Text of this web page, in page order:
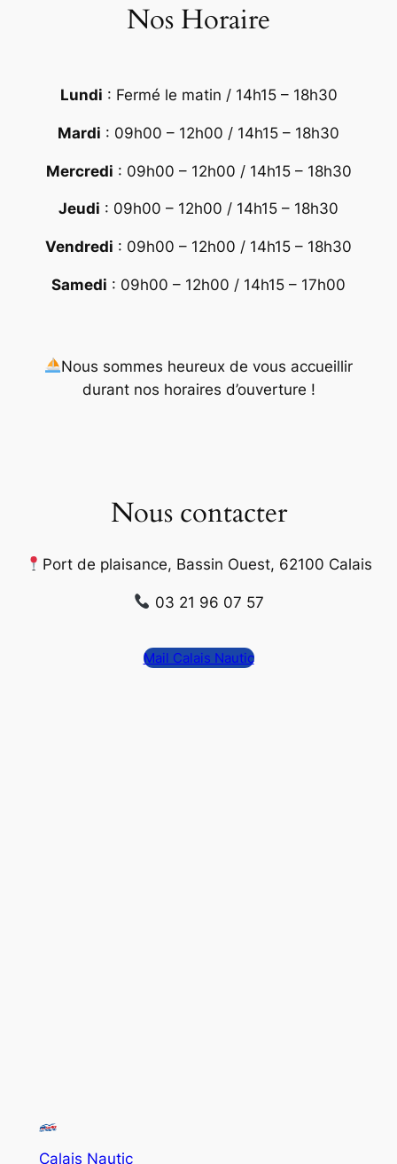
Nos Horaire
Lundi : Fermé le matin / 14h15 – 18h30
Mardi : 09h00 – 12h00 / 14h15 – 18h30
Mercredi : 09h00 – 12h00 / 14h15 – 18h30
Jeudi : 09h00 – 12h00 / 14h15 – 18h30
Vendredi : 09h00 – 12h00 / 14h15 – 18h30
Samedi : 09h00 – 12h00 / 14h15 – 17h00
Nous sommes heureux de vous accueillir
durant nos horaires d’ouverture !
Nous contacter
Port de plaisance, Bassin Ouest, 62100 Calais
03 21 96 07 57
Mail Calais Nautic
Calais Nautic